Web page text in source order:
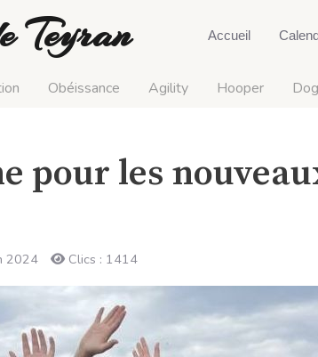
Teyran Accueil
Obéissance Agility Hooper
pour les
2024 Clics : 1414